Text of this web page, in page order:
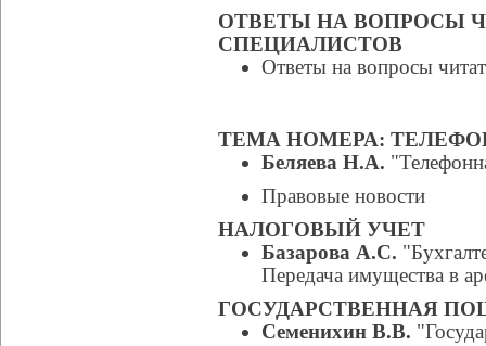
ОТВЕТЫ НА ВОПРОСЫ
СПЕЦИАЛИСТОВ
Ответы на вопросы
ТЕМА НОМЕРА:
Беляева Н.А.
Правовые новости
НАЛОГОВЫЙ УЧЕТ
Базарова А.С.
Передача имущества в
ГОСУДАРСТВЕННАЯ
Семенихин В.В.